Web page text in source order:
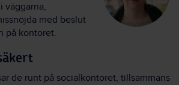
väggarna,
med beslut
på kontoret.
de runt på socialkontoret, tillsammans